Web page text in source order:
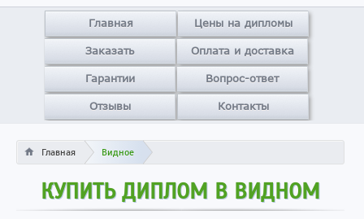
Главная Цены на дипломы
Заказать Оплата и доставка
Гарантии Вопрос-ответ
Отзывы Контакты
Главная Видное
КУПИТЬ ДИПЛОМ В ВИДНОМ